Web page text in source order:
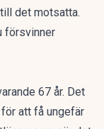
det motsatta.
försvinner
67 år. Det
att få ungefär